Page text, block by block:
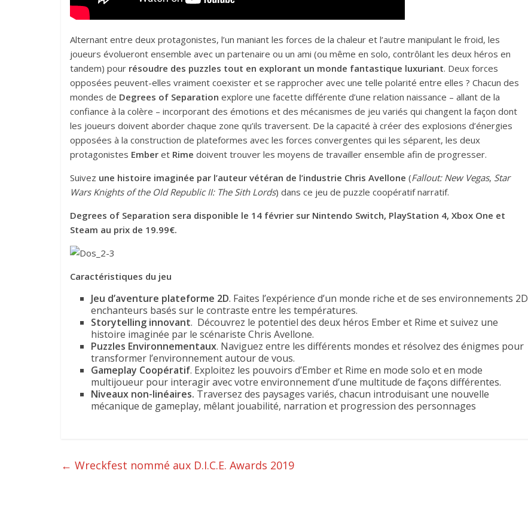
Alternant entre deux protagonistes, l’un maniant les forces de la chaleur et l’autre manipulant le froid, les
joueurs évolueront ensemble avec un partenaire ou un ami (ou même en solo, contrôlant les deux héros en
tandem) pour résoudre des puzzles tout en explorant un monde fantastique luxuriant. Deux forces
opposées peuvent-elles vraiment coexister et se rapprocher avec une telle polarité entre elles ? Chacun des
mondes de Degrees of Separation explore une facette différente d’une relation naissance – allant de la
confiance à la colère – incorporant des émotions et des mécanismes de jeu variés qui changent la façon dont
les joueurs doivent aborder chaque zone qu’ils traversent. De la capacité à créer des explosions d’énergies
opposées à la construction de plateformes avec les forces convergentes qui les séparent, les deux
protagonistes Ember et Rime doivent trouver les moyens de travailler ensemble afin de progresser.
Suivez une histoire imaginée par l’auteur vétéran de l’industrie Chris Avellone (Fallout: New Vegas, Star
Wars Knights of the Old Republic II: The Sith Lords) dans ce jeu de puzzle coopératif narratif.
Degrees of Separation sera disponible le 14 février sur Nintendo Switch, PlayStation 4, Xbox One et
Steam au prix de 19.99€.
Caractéristiques du jeu
Jeu d’aventure plateforme 2D. Faites l’expérience d’un monde riche et de ses environnements 2D
enchanteurs basés sur le contraste entre les températures.
Storytelling innovant. Découvrez le potentiel des deux héros Ember et Rime et suivez une
histoire imaginée par le scénariste Chris Avellone.
Puzzles Environnementaux. Naviguez entre les différents mondes et résolvez des énigmes pour
transformer l’environnement autour de vous.
Gameplay Coopératif. Exploitez les pouvoirs d’Ember et Rime en mode solo et en mode
multijoueur pour interagir avec votre environnement d’une multitude de façons différentes.
Niveaux non-linéaires. Traversez des paysages variés, chacun introduisant une nouvelle
mécanique de gameplay, mêlant jouabilité, narration et progression des personnages
← Wreckfest nommé aux D.I.C.E. Awards 2019